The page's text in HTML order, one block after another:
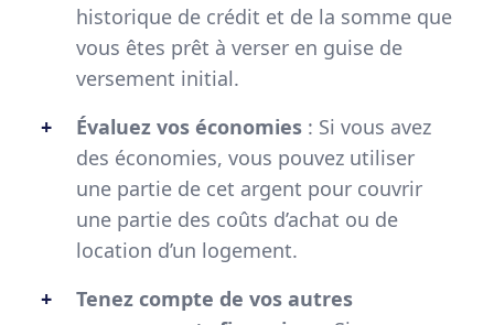
historique de crédit et de la somme que
vous êtes prêt à verser en guise de
versement initial.
Évaluez vos économies : Si vous avez
des économies, vous pouvez utiliser
une partie de cet argent pour couvrir
une partie des coûts d’achat ou de
location d’un logement.
Tenez compte de vos autres